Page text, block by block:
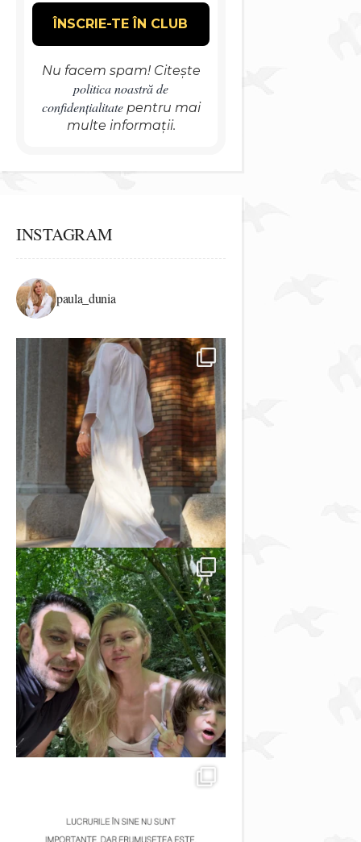
Nu facem spam! Citește
politica noastră de
confidențialitatepentru mai
multe informații.
INSTAGRAM
paula_dunia